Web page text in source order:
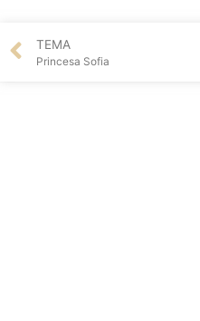
TEMA
Princesa Sofia